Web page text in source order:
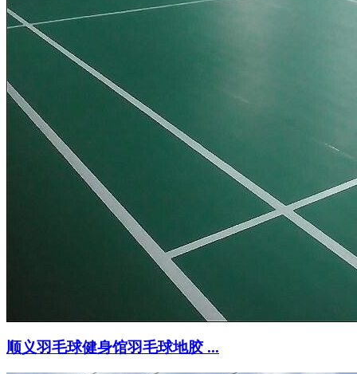
顺义羽毛球健身馆羽毛球地胶 ...